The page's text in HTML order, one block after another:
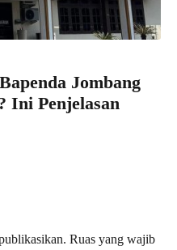
Jombang
Ini Penjelasan
Ruas yang wajib